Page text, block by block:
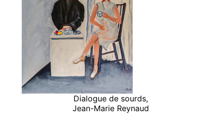
Dialogue de sourds,
Jean-Marie Reynaud